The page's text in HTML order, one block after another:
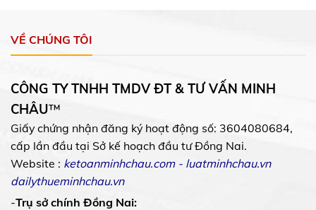
VỀ CHÚNG TÔI
CÔNG TY TNHH TMDV ĐT & TƯ VẤN MINH
CHÂU™
Giấy chứng nhận đăng ký hoạt động số: 3604080684,
cấp lần đầu tại Sở kế hoạch đầu tư Đồng Nai.
Website : ketoanminhchau.com- luatminhchau.vn
dailythueminhchau.vn
-Trụ sở chính Đồng Nai: